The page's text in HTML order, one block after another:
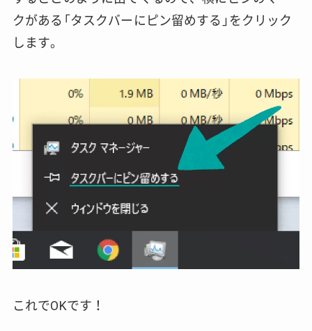
クがある「タスクバーにピン留めする」をクリック
します。
これでOKです！